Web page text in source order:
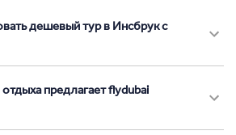
дешевый тур в Инсбрук с
предлагает flydubai